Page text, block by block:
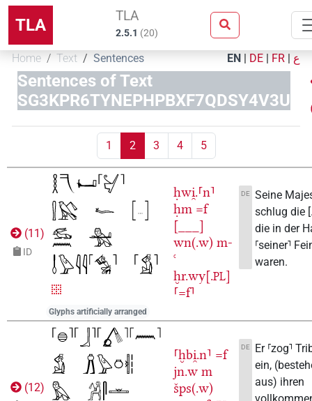
TLA TLA
2.5.1 (20)
Home Text Sentences EN | DE | FR | ع
Sentences of Text
SG3KPR6TYNEPHPBXF7QDSY4V3U
1 2 3 4 5
(11)
ID
Glyphs artificially arranged
ḥwi̯.⸢n⸣
ḥm =f
[___]
wn(.w) m-
ꜥ
ḫr.wy[.PL]
⸢=f⸣
DE Seine
schlug die
die in der
⸢seiner⸣
waren.
(12)
⸢ḫbi̯.n⸣ =f
jn.w m
šps(.w)
DE
Er ⸢zog⸣
ein,
aus) ihren